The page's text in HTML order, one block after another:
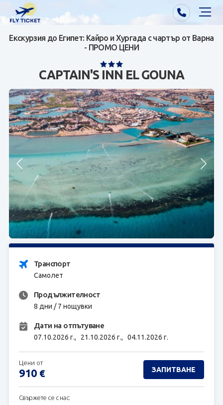
Почивки от Варна
Почивки от София/Пловдив/Бургас
Самолетни билети
Визи
Контакти
За нас
ЗАПИТВАНЕ
Екскурзия до Египет: Кайро и Хургада с чартър от Варна
- ПРОМО ЦЕНИ
CAPTAIN'S INN EL GOUNA
Транспорт
Самолет
Продължителност
8 дни / 7 нощувки
Дати на отпътуване
07.10.2026 г., 21.10.2026 г., 04.11.2026 г.
Свържете се с нас:
Цени от
910 € ЗАПИТВАНЕ